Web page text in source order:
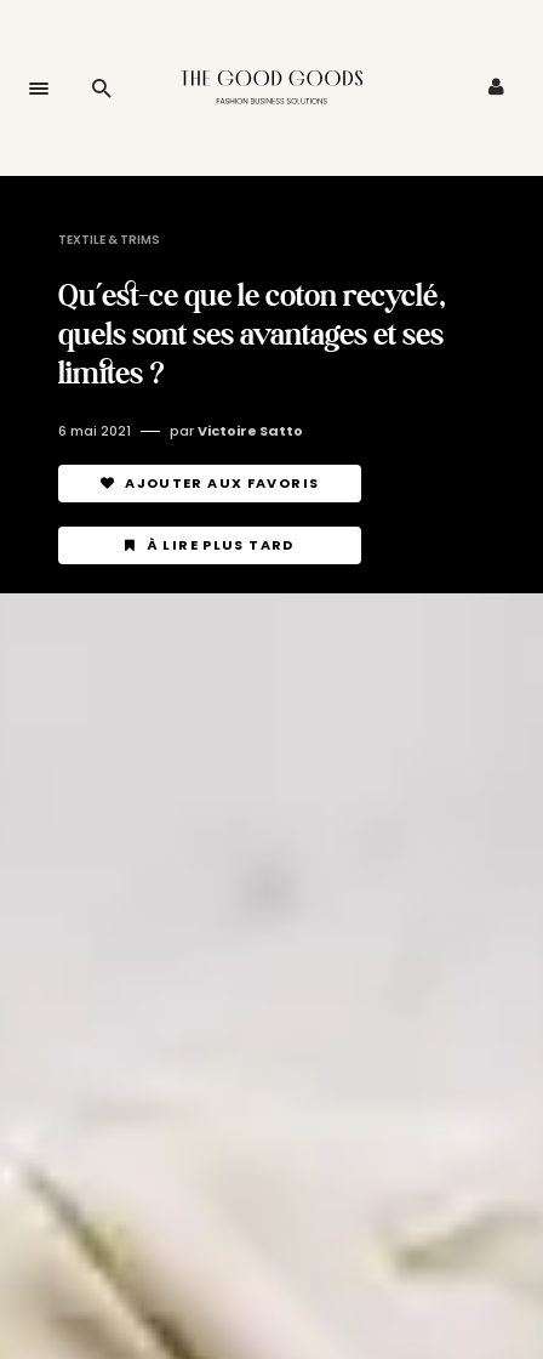
TEXTILE & TRIMS
Qu’est-ce que le coton recyclé,
quels sont ses avantages et ses
limites ?
6 mai 2021 parVictoire Satto
AJOUTER AUX FAVORIS
À LIRE PLUS TARD